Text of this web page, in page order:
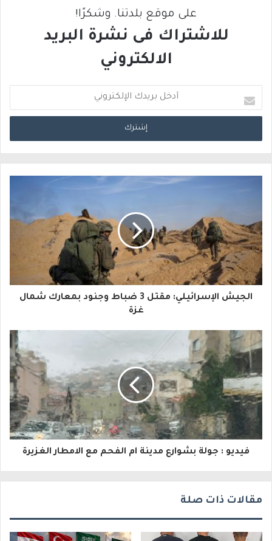
على موقع بلدتنا. وشكرًا!
للاشتراك فى نشرة البريد
الالكتروني
د
خ
ي
د
ك
ا
إ
ل
ك
ت
و
الجيش الإسرائيلي: مقتل 3 ضباط وجنود بمعارك شمال
غزة
فيديو : جولة بشوارع مدينة ام الفحم مع الامطار الغزيرة
مقالات ذات صلة